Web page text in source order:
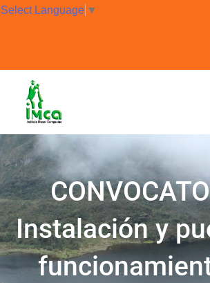
Select Language ▼
Instalación y